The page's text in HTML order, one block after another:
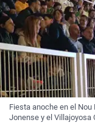
Fiesta anoche en el
Jonense y el Villajoyosa